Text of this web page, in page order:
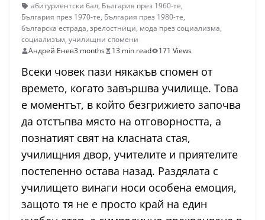
абитуриентски бал, България през 1960-те,
България през 1970-те, България през 1980-те,
българска естрада, зрелостници, мода през социализма,
социализъм, училищни спомени
Андрей Енев3 months 13 min read 171 Views
Всеки човек пази някакъв спомен от
времето, когато завършва училище. Това
е моментът, в който безгрижието започва
да отстъпва място на отговорността, а
познатият свят на класната стая,
училищния двор, учителите и приятелите
постепенно остава назад. Раздялата с
училището винаги носи особена емоция,
защото тя не е просто край на един